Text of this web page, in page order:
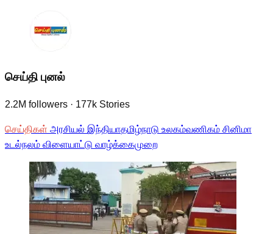
செய்தி புனல்
2.2M followers · 177k Stories
செய்திகள் அரசியல் இந்தியாதமிழ்நாடு உலகம்வணிகம் சினிமா
உடல்நலம் விளையாட்டு வாழ்க்கைமுறை